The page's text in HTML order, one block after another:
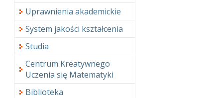
Uprawnienia akademickie
System jakości kształcenia
Studia
Centrum Kreatywnego
Uczenia się Matematyki
Biblioteka